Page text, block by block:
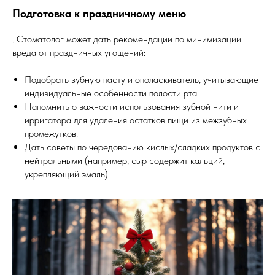
Подготовка к праздничному меню
. Стоматолог может дать рекомендации по минимизации
вреда от праздничных угощений:
Подобрать зубную пасту и ополаскиватель, учитывающие
индивидуальные особенности полости рта.
Напомнить о важности использования зубной нити и
ирригатора для удаления остатков пищи из межзубных
промежутков.
Дать советы по чередованию кислых/сладких продуктов с
нейтральными (например, сыр содержит кальций,
укрепляющий эмаль).